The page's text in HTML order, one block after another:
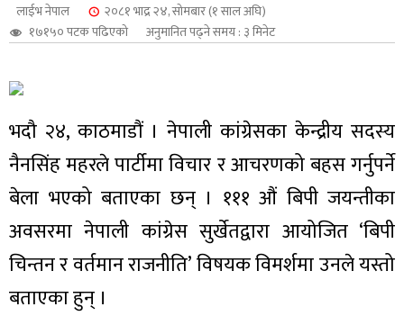
लाईभ नेपाल
२०८१ भाद्र २४, सोमबार (१ साल अघि)
१७१५० पटक पढिएको
अनुमानित पढ्ने समय : ३ मिनेट
भदौ २४, काठमाडौं । नेपाली कांग्रेसका केन्द्रीय सदस्य
नैनसिंह महरले पार्टीमा विचार र आचरणको बहस गर्नुपर्ने
बेला भएको बताएका छन् । १११ औं बिपी जयन्तीका
अवसरमा नेपाली कांग्रेस सुर्खेतद्वारा आयोजित ‘बिपी
चिन्तन र वर्तमान राजनीति’ विषयक विमर्शमा उनले यस्तो
बताएका हुन् ।